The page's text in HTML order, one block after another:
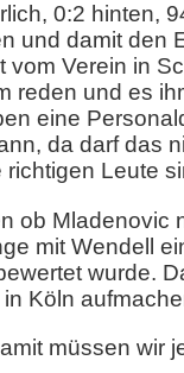
0:2 hinten,
und damit den
vom Verein in
reden und es
eine
da darf das
richtigen Leute
ob Mladenovic
mit Wendell
wurde.
Köln
müssen wir